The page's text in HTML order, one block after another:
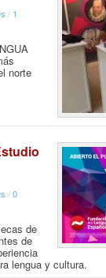
/ 1
norte
/0
de
de
lengua y cultura.